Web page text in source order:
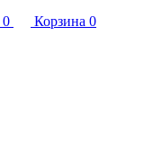
0 Корзина 0